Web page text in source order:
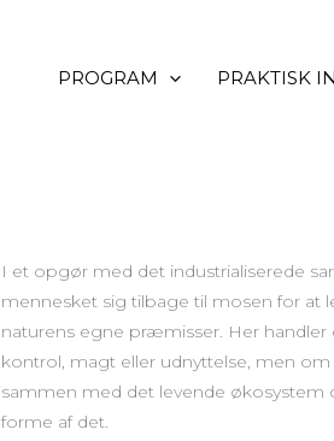
PROGRAM PRAKTISK
I et opgør med det industrialiserede
mennesket sig tilbage til mosen for at
naturens egne præmisser. Her handler
kontrol, magt eller udnyttelse, men
sammen med det levende økosystem
forme af det.